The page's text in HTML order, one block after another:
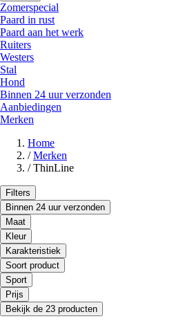
Zomerspecial
Paard in rust
Paard aan het werk
Ruiters
Westers
Stal
Hond
Binnen 24 uur verzonden
Aanbiedingen
Merken
Home
/ Merken
/ ThinLine
Filters
Binnen 24 uur verzonden
Maat
Kleur
Karakteristiek
Soort product
Sport
Prijs
Bekijk de 23 producten